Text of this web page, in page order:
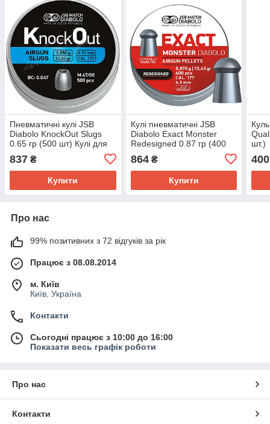
Пневматичні кулі JSB
Diabolo KnockOut Slugs
0.65 гр (500 шт) Кулі для
837 ₴
Купити
Кулі пневматичні JSB
Diabolo Exact Monster
Redesigned 0.87 гр (400
Кульки 4.5 мм
864₴
Купити
шт.)
400
Про нас
99% позитивних з 72 відгуків за рік
Працює з 08.08.2014
м. Київ
Київ, Україна
Контакти
Сьогодні працює з 10:00 до 16:00
Показати весь графік роботи
Про нас
Контакти